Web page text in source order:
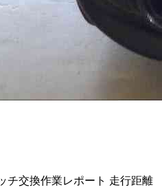
換作業レポート 走行距離